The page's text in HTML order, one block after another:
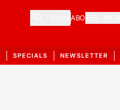
ABO
SPECIALS NEWSLETTER